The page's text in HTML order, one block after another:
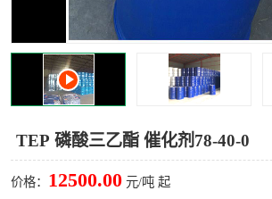
TEP 磷酸三乙酯 催化剂78-40-0
价格： 12500.00 元/吨 起
十二烷基苯磺酸 甲醇钠
乙醇钠 三乙胺
丙二醇甲醚醋酸酯
过氧化苯甲酰 多聚磷酸
叔丁基苯